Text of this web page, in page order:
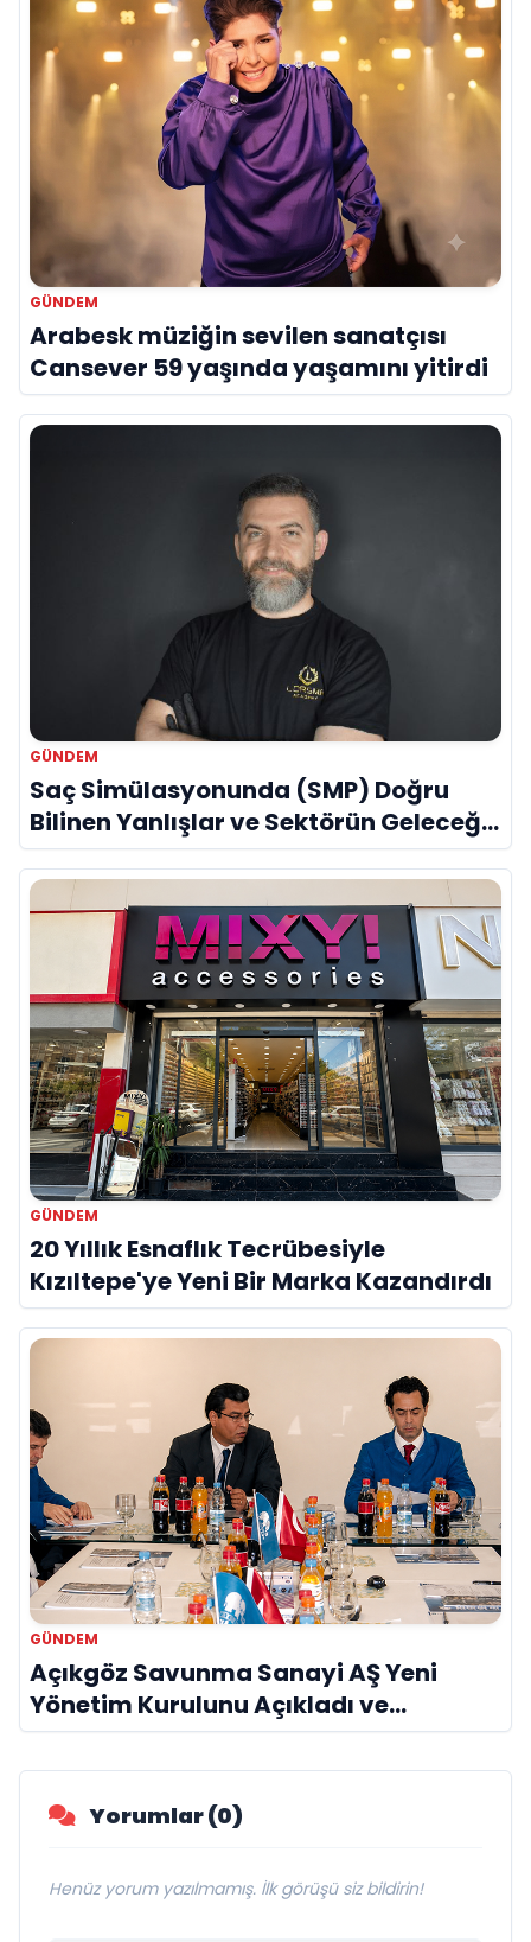
GÜNDEM
Arabesk müziğin sevilen sanatçısı
Cansever 59 yaşında yaşamını yitirdi
GÜNDEM
Saç Simülasyonunda (SMP) Doğru
Bilinen Yanlışlar ve Sektörün Geleceği:
Onur Akdeniz ile Özel Röportaj
GÜNDEM
20 Yıllık Esnaflık Tecrübesiyle
Kızıltepe'ye Yeni Bir Marka Kazandırdı
GÜNDEM
Açıkgöz Savunma Sanayi AŞ Yeni
Yönetim Kurulunu Açıkladı ve
Savunma Sanayinde Küresel Vizyon
Vurgusu
Yorumlar (0)
Henüz yorum yazılmamış. İlk görüşü siz bildirin!